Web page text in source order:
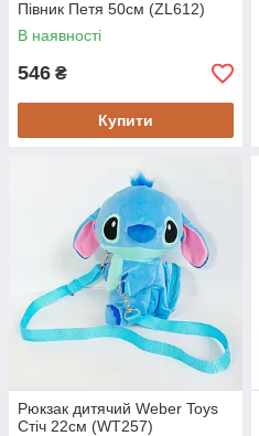
Півник Петя 50см (ZL612)
В наявності
546 ₴
Купити
Рюкзак дитячий Weber Toys
Стіч 22см (WT257)